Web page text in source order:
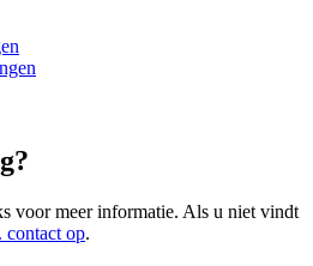
voor meer informatie. Als u niet vindt
contact op.